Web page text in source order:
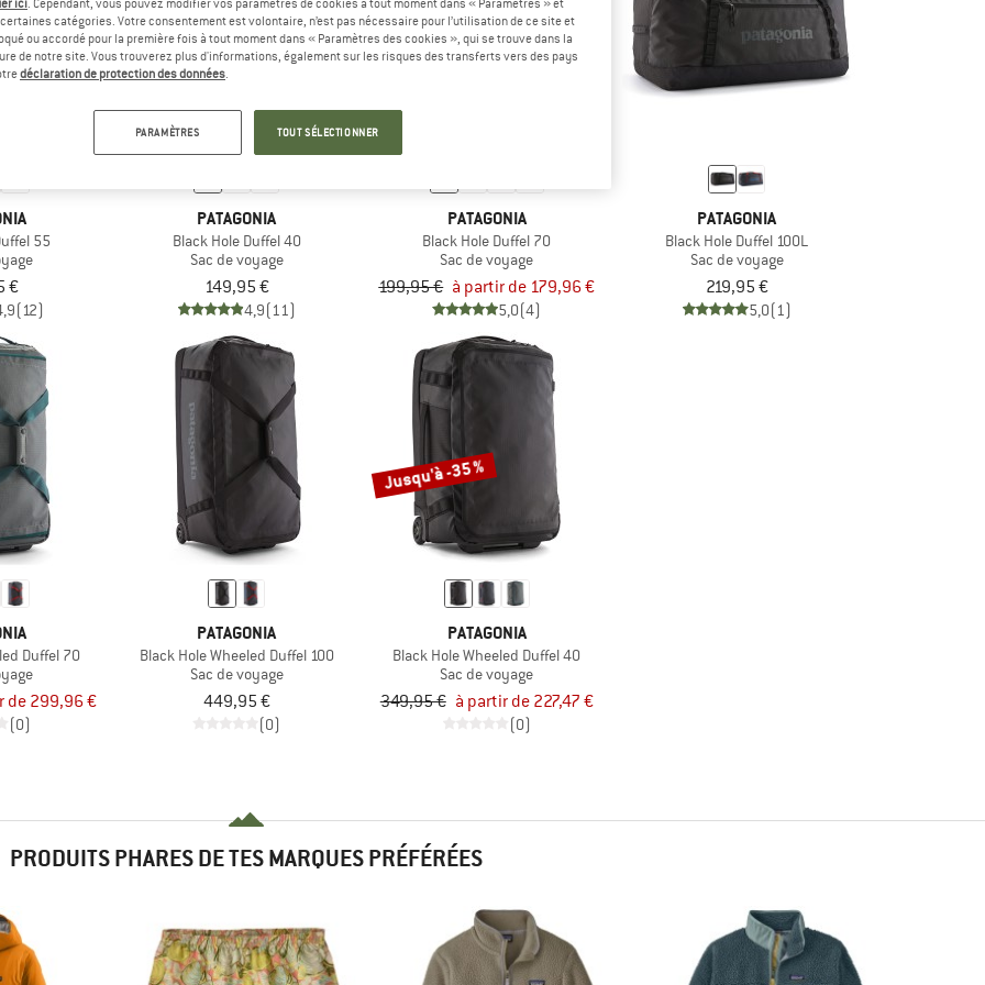
55
€
(12)
PATAGONIA
Black Hole Duffel 40
Sac de voyage
149,95 €
4,9(11)
Jusqu'à -10 %
PATAGONIA
Black Hole Duffel 70
Sac de voyage
199,95 € à partir de 179,96 €
5,0(4)
PATAGONIA
Black Hole Duffel 100L
Sac de voyage
219,95 €
5,0(1)
Duffel 70
de 299,96 €
(0)
PATAGONIA
Black Hole Wheeled Duffel 100
Sac de voyage
449,95 €
(0)
Jusqu'à -35 %
PATAGONIA
Black Hole Wheeled Duffel 40
Sac de voyage
349,95 € à partir de 227,47 €
(0)
PRODUITS PHARES DE TES MARQUES PRÉFÉRÉES
catégories. Votre consentement est volontaire, n’est pas nécessaire pour l’utilisation de ce site et
ou accordé pour la première fois à tout moment dans « Paramètres des cookies », qui se trouve dans la
de notre site. Vous trouverez plus d'informations, également sur les risques des transferts vers des pays
déclaration de protection des données
PARAMÈTRES TOUT SÉLECTIONNER